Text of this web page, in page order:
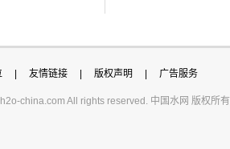
友情链接 版权声明 广告服务
china.com All rights reserved. 中国水网 版权所有